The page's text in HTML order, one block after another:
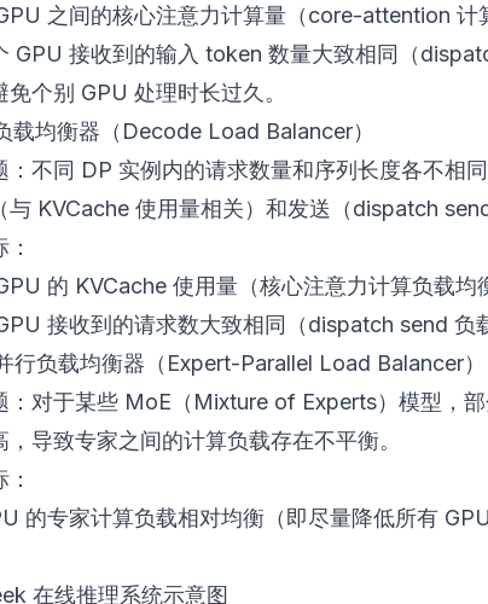
之间的核心注意力计算量（core-attention 计
GPU 接收到的输入 token 数量大致相同（
免个别 GPU 处理时长过久。
载均衡器（Decode Load Balancer）
：不同 DP 实例内的请求数量和序列长度各不相
与 KVCache 使用量相关）和发送（dispatch
的 KVCache 使用量（核心注意力计算负载均
接收到的请求数大致相同（dispatch send 负
行负载均衡器（Expert-Parallel Load Balancer）
：对于某些 MoE（Mixture of Experts）模型，
，导致专家之间的计算负载存在不平衡。
的专家计算负载相对均衡（即尽量降低所有
在线推理系统示意图